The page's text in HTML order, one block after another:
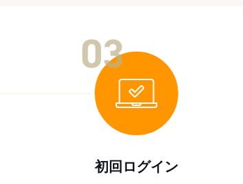
初回ログイン